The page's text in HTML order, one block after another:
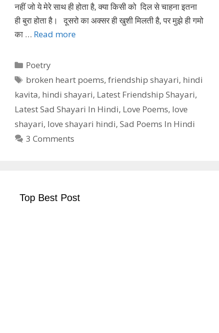
नहीं जो ये मेरे साथ ही होता है, क्या किसी को दिल से चाहना इतना
ही बुरा होता है। दूसरो का अक्सर ही खुशी मिलती है, पर मुझे ही गमो
का … Read more
Categories
Poetry
Tags
broken heart poems,friendship shayari, hindi
kavita, hindi shayari, Latest Friendship Shayari,
Latest Sad Shayari In Hindi, Love Poems, love
shayari, love shayari hindi, Sad Poems In Hindi
3 Comments
Top Best Post